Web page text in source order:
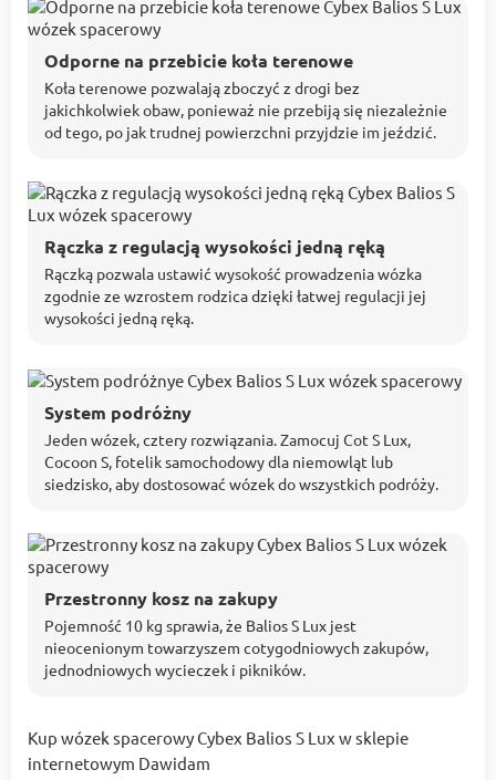
Odporne na przebicie koła terenowe
Koła terenowe pozwalają zboczyć z drogi bez
jakichkolwiek obaw, ponieważ nie przebiją się niezależnie
od tego, po jak trudnej powierzchni przyjdzie im jeździć.
Rączka z regulacją wysokości jedną ręką
Rączką pozwala ustawić wysokość prowadzenia wózka
zgodnie ze wzrostem rodzica dzięki łatwej regulacji jej
wysokości jedną ręką.
System podróżny
Jeden wózek, cztery rozwiązania. Zamocuj Cot S Lux,
Cocoon S, fotelik samochodowy dla niemowląt lub
siedzisko, aby dostosować wózek do wszystkich podróży.
Przestronny kosz na zakupy
Pojemność 10 kg sprawia, że Balios S Lux jest
nieocenionym towarzyszem cotygodniowych zakupów,
jednodniowych wycieczek i pikników.
Kup wózek spacerowy Cybex Balios S Lux w sklepie
internetowym Dawidam